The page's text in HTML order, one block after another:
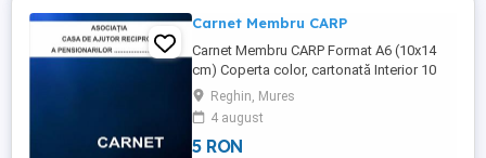
Carnet Membru CARP
Carnet Membru CARP Format A6 (10x14
cm) Coperta color, cartonată Interior 10
file (suficient pentru operațiuni pe o
perioadă de 10 ani) Comandă minimă: 20
buc
Reghin, Mures
4 august
5 RON